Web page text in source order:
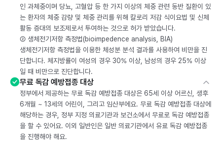
인 과체중이며 당뇨, 고혈압 등 한 가지 이상의 체중 관련 동반 질환이 있
는 환자의 체중 감량 및 체중 관리를 위해 칼로리 저감 식이요법 및 신체
활동 증대의 보조제로서 투여하는 것으로 허가 받았습니다.
② 생체전기저항 측정법(bioimpedence analysis, BIA)
생체전기저항 측정법을 이용한 체성분 분석 결과를 사용하여 비만을 진
단합니다. 체지방률이 여성의 경우 30% 이상, 남성의 경우 25% 이상
일 때 비만으로 진단합니다.
무료 독감 예방접종 대상
정부에서 제공하는 무료 독감 예방접종 대상은 65세 이상 어르신, 생후
6개월 ~ 13세의 어린이, 그리고 임산부에요. 무료 독감 예방접종 대상에
해당하는 경우, 정부 지정 의료기관과 보건소에서 무료로 독감 예방접종
을 할 수 있어요. 이외 일반인은 일반 의료기관에서 유료 독감 예방접종
을 진행해야 해요.